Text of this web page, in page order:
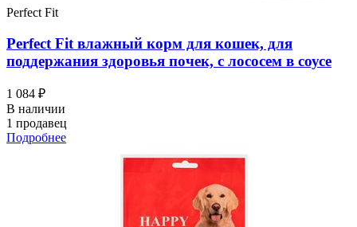
Perfect Fit
Perfect Fit влажный корм для кошек, для
поддержания здоровья почек, с лососем в соусе
1 084 ₽
В наличии
1 продавец
Подробнее